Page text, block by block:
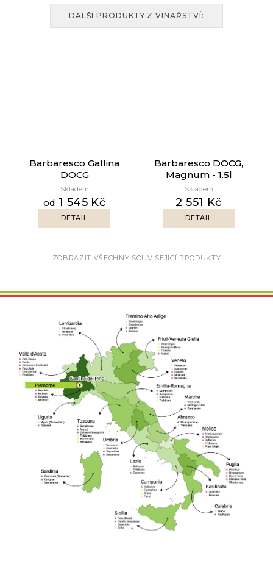
DALŠÍ PRODUKTY Z VINAŘSTVÍ:
Barbaresco Gallina
DOCG
Skladem
od 1 545 Kč
DETAIL
Barbaresco DOCG,
Magnum - 1.5l
Skladem
2 551 Kč
DETAIL
ZOBRAZIT VŠECHNY SOUVISEJÍCÍ PRODUKTY